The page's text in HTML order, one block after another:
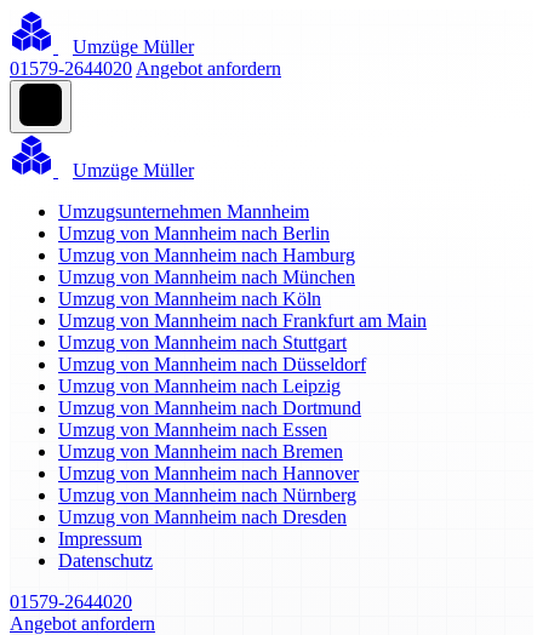
Umzüge Müller
01579-2644020 Angebot anfordern
Umzüge Müller
Umzugsunternehmen Mannheim
Umzug von Mannheim nach Berlin
Umzug von Mannheim nach Hamburg
Umzug von Mannheim nach München
Umzug von Mannheim nach Köln
Umzug von Mannheim nach Frankfurt am Main
Umzug von Mannheim nach Stuttgart
Umzug von Mannheim nach Düsseldorf
Umzug von Mannheim nach Leipzig
Umzug von Mannheim nach Dortmund
Umzug von Mannheim nach Essen
Umzug von Mannheim nach Bremen
Umzug von Mannheim nach Hannover
Umzug von Mannheim nach Nürnberg
Umzug von Mannheim nach Dresden
Impressum
Datenschutz
01579-2644020
Angebot anfordern